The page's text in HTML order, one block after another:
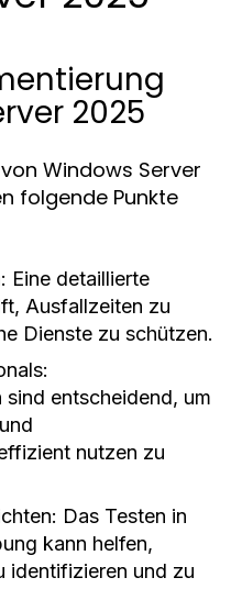
2025
Windows Server
folgende Punkte
Eine detaillierte
Ausfallzeiten zu
Dienste zu schützen.
entscheidend, um
nutzen zu
Das Testen in
kann helfen,
identifizieren und zu